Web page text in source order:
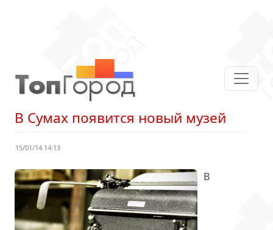
В Сумах появится новый музей
15/01/14 14:13
В